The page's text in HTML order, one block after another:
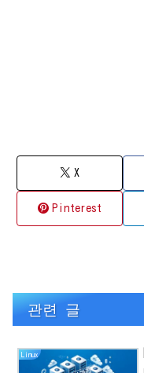
X
Pinterest
관련 글
Linux